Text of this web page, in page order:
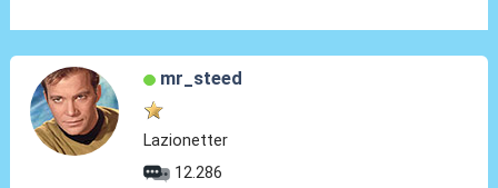
mr_steed
Lazionetter
12.286